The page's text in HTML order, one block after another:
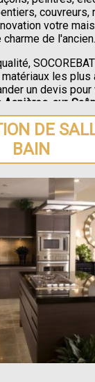
couvreurs,
votre
de l'ancien.
les plus
un devis pour
Asnières-sur-
DE
BAIN